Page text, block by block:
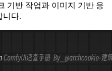
기반 작업과 이미지 기반 응
니다.